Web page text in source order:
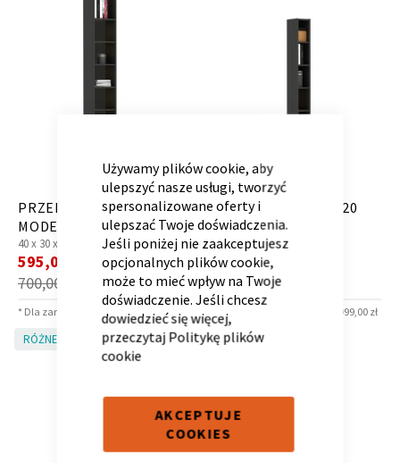
Używamy plików cookie, aby
ulepszyć nasze usługi, tworzyć
spersonalizowane oferty i
ulepszać Twoje doświadczenia.
Jeśli poniżej nie zaakceptujesz
opcjonalnych plików cookie,
może to mieć wpływ na Twoje
doświadczenie. Jeśli chcesz
dowiedzieć się więcej,
przeczytaj Politykę plików
cookie
AKCEPTUJE
COOKIES
PRZERYWNIK 240-40
MODE DARK
40 x 30 x
700,00 zł
Cena
promocyjna
595,00 zł
* Dla zamówień powyżej 6 999,00 zł
PRZERYWNIK 200-20
MODE DARK
20 x30 x200 cm
450,00 zł
Cena
promocyjna
383,00 zł
* Dla zamówień powyżej 6 999,00 zł
RÓŻNE KOLORY! RÓŻNE KOLORY!
Toaletka